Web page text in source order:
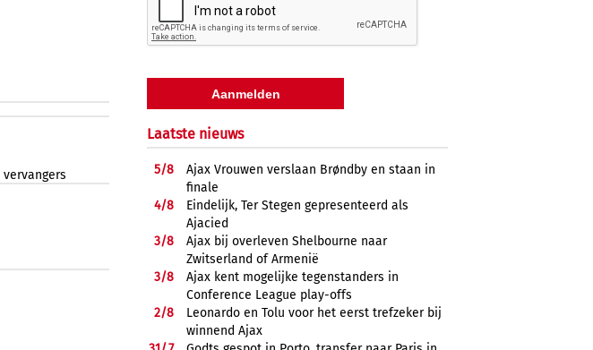
vervangers
Laatste nieuws
5/8
Ajax Vrouwen verslaan Brøndby en staan in
finale
4/8
Eindelijk, Ter Stegen gepresenteerd als
Ajacied
3/8
Ajax bij overleven Shelbourne naar
Zwitserland of Armenië
3/8
Ajax kent mogelijke tegenstanders in
Conference League play-offs
2/8
Leonardo en Tolu voor het eerst trefzeker bij
winnend Ajax